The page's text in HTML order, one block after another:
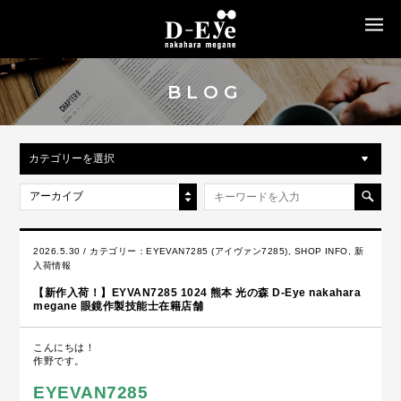
BLOG
カテゴリーを選択
アーカイブ
2026.5.30 / カテゴリー：EYEVAN7285 (アイヴァン7285) SHOP INFO
新
入荷情報
【新作入荷！】EYVAN7285 1024 熊本 光の森 D-Eye nakahara
megane 眼鏡作製技能士在籍店舗
こんにちは！
作野です。
EYEVAN7285